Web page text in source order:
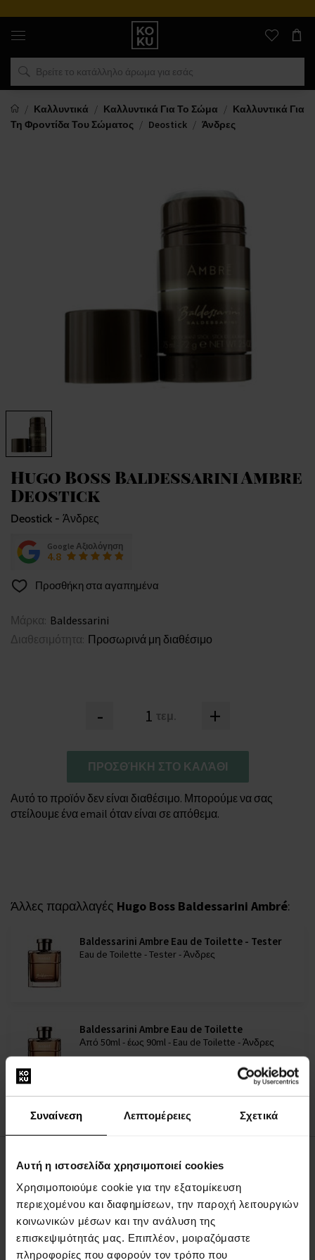
Συναίνεση Λεπτομέρειες Σχετικά
Αυτή η ιστοσελίδα χρησιμοποιεί cookies
Χρησιμοποιούμε cookie για την εξατομίκευση
περιεχομένου και διαφημίσεων, την παροχή λειτουργιών
κοινωνικών μέσων και την ανάλυση της
επισκεψιμότητάς μας. Επιπλέον, μοιραζόμαστε
πληροφορίες που αφορούν τον τρόπο που
Αυθεντικά
αρώματα
και
ρολόγια
σε
μέρος
Καλλυντικά
Καλλυντικά Για Το Σώμα
Καλλυντικά Για
Τη Φροντίδα Του Σώματος
Deostick Άνδρες
Hugo Boss Baldessarini Ambre
Deostick
Deostick - Άνδρες
Google Αξιολόγηση
4.8
Προσθήκη στα αγαπημένα
Μάρκα: Baldessarini
Διαθεσιμότητα: Προσωρινά μη διαθέσιμο
- τεμ. +
ΠΡΟΣΘΉΚΗ ΣΤΟ ΚΑΛΆΘΙ
Αυτό το προϊόν δεν είναι διαθέσιμο. Μπορούμε να σας
στείλουμε ένα email όταν είναι σε απόθεμα.
Άλλες παραλλαγές Hugo Boss Baldessarini Ambré:
Baldessarini Ambre Eau de Toilette - Tester
Eau de Toilette - Tester - Άνδρες
Baldessarini Ambre Eau de Toilette
Από 50ml - έως 90ml - Eau de Toilette - Άνδρες
από34,00 € έως40,00 €
ΠΕΡΙΓΡΑΦΉ
Το Baldessarini Ambré είναι ένα ξυλώδες ανατολίτικο άρωμα με
φρουτώδεις αποχρώσεις που κυκλοφόρησε για πρώτη φορά το
2007. Αποτελείται από μια έξυπνη σύνθεση από ουίσκι,
μανταρίνι πορτοκάλι, κόκκινο μήλο, δέρμα, βανίλια και βρύα